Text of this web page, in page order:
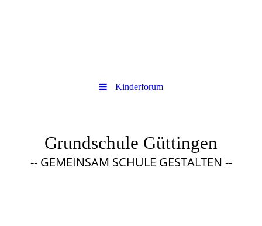
Kinderforum
Grundschule Güttingen
-- GEMEINSAM SCHULE GESTALTEN --